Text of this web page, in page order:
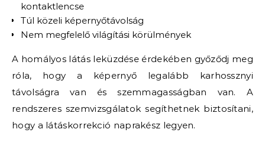
kontaktlencse
Túl közeli képernyőtávolság
Nem megfelelő világítási körülmények
A homályos látás leküzdése érdekében győződj meg
róla, hogy a képernyő legalább karhossznyi
távolságra van és szemmagasságban van. A
rendszeres szemvizsgálatok segíthetnek biztosítani,
hogy a látáskorrekció naprakész legyen.